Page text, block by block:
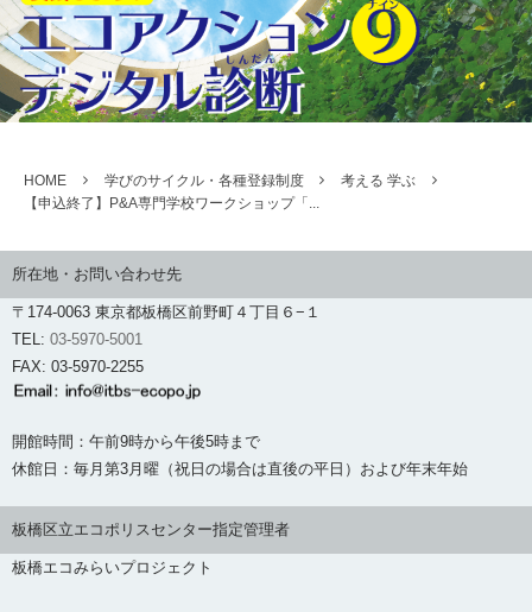
HOME 学びのサイクル・各種登録制度
考える 学ぶ
【申込終了】P&A専門学校ワークショップ「...
所在地・お問い合わせ先
〒174-0063 東京都板橋区前野町４丁目６−１
TEL: 03-5970-5001
FAX: 03-5970-2255
開館時間：午前9時から午後5時まで
休館日：毎月第3月曜（祝日の場合は直後の平日）および年末年始
板橋区立エコポリスセンター指定管理者
板橋エコみらいプロジェクト